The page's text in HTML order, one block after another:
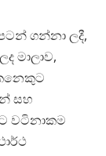
ගන්නා ලදී,
මාලාව,
සහ
වටිනාකම